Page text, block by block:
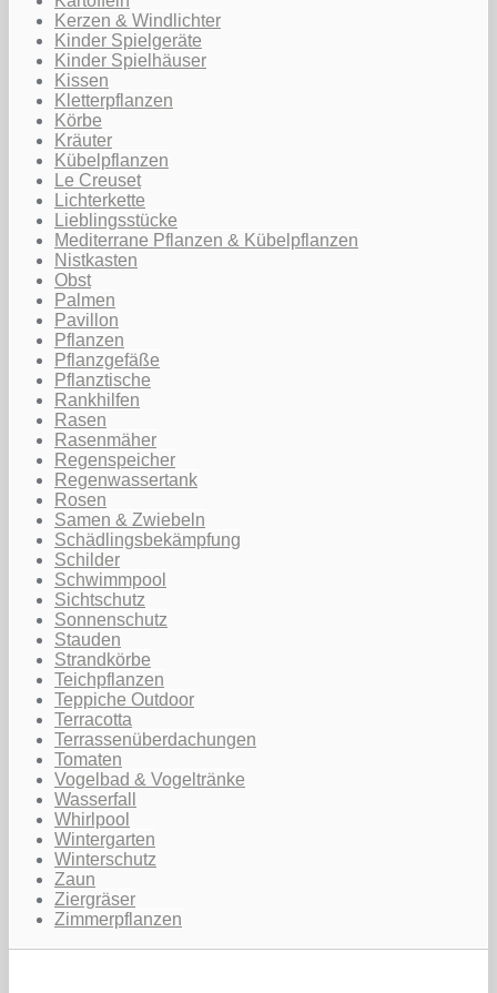
Kerzen & Windlichter
Kinder Spielgeräte
Kinder Spielhäuser
Kissen
Kletterpflanzen
Körbe
Kräuter
Kübelpflanzen
Le Creuset
Lichterkette
Lieblingsstücke
Mediterrane Pflanzen & Kübelpflanzen
Nistkasten
Obst
Palmen
Pavillon
Pflanzen
Pflanzgefäße
Pflanztische
Rankhilfen
Rasen
Rasenmäher
Regenspeicher
Regenwassertank
Rosen
Samen & Zwiebeln
Schädlingsbekämpfung
Schilder
Schwimmpool
Sichtschutz
Sonnenschutz
Stauden
Strandkörbe
Teichpflanzen
Teppiche Outdoor
Terracotta
Terrassenüberdachungen
Tomaten
Vogelbad & Vogeltränke
Wasserfall
Whirlpool
Wintergarten
Winterschutz
Zaun
Ziergräser
Zimmerpflanzen